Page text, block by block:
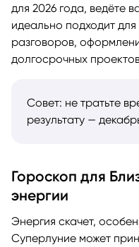
для 2026 года, ведёте
идеально подходит
разговоров,
долгосрочных
Совет: не тратьте
результату —
Гороскоп для
энергии
Энергия скачет,
Суперлуние может